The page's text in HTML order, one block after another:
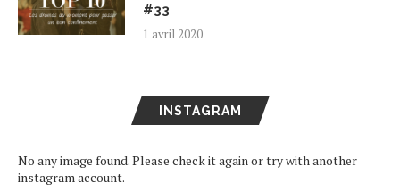
#33
1 avril 2020
INSTAGRAM
No any image found. Please check it again or try with another
instagram account.